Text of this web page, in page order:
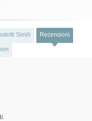
Simili Recensioni